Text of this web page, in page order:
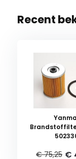
Recent
€ 75,25 €